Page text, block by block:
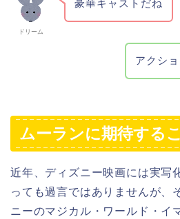
ドリーム
豪華キャストだね
アクシ
ムーランに期待する
近年、ディズニー映画には実写
っても過言ではありませんが、
ニーのマジカル・ワールド・イ